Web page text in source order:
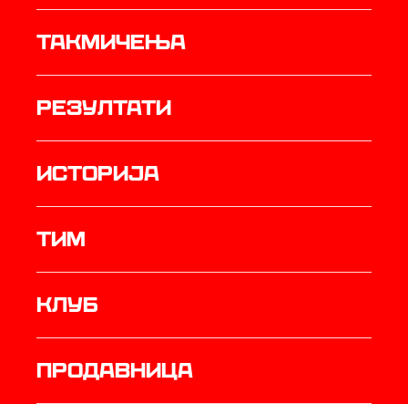
Такмичења
резултати
историја
ТИМ
Клуб
продавница